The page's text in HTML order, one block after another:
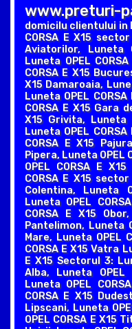
www.preturi-
domicilu clientului in
CORSA E X15
Aviatorilor, Luneta
Luneta OPEL
CORSA E X15
X15 Damaroaia,
Luneta OPEL
CORSA E X15 Gara
X15 Grivita, Luneta
Luneta OPEL
CORSA E X15
Pipera, Luneta OPEL
OPEL CORSA E
CORSA E X15
Colentina, Luneta
Luneta OPEL
CORSA E X15
Pantelimon, Luneta
Mare, Luneta OPEL
CORSA E X15 Vatra
E X15 Sectorul 3:
Alba, Luneta OPEL
Luneta OPEL
CORSA E X15
Lipscani, Luneta
OPEL CORSA E X15